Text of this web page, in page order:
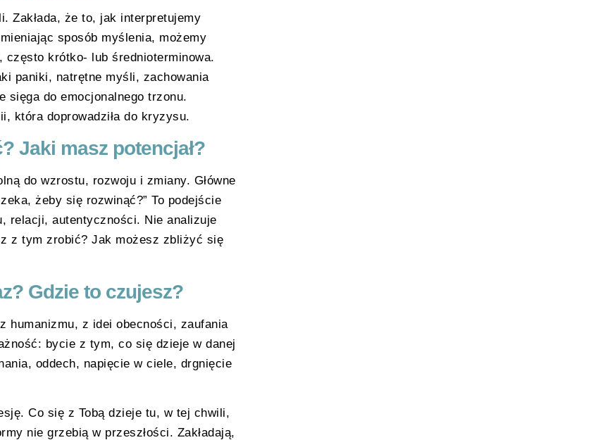
Zakłada, że to, jak interpretujemy
sposób myślenia, możemy
często krótko- lub średnioterminowa.
paniki, natrętne myśli, zachowania
sięga do emocjonalnego trzonu.
która doprowadziła do kryzysu.
Jaki masz potencjał?
do wzrostu, rozwoju i zmiany. Główne
żeby się rozwinąć?” To podejście
relacji, autentyczności. Nie analizuje
z tym zrobić? Jak możesz zbliżyć się
Gdzie to czujesz?
z idei obecności, zaufania
bycie z tym, co się dzieje w danej
oddech, napięcie w ciele, drgnięcie
Co się z Tobą dzieje tu, w tej chwili,
nie grzebią w przeszłości. Zakładają,